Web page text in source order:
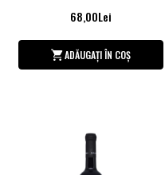
68,00Lei
ADĂUGAȚI ÎN COȘ